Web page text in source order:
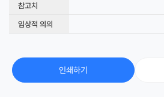
참고치
임상적 의의
인쇄하기